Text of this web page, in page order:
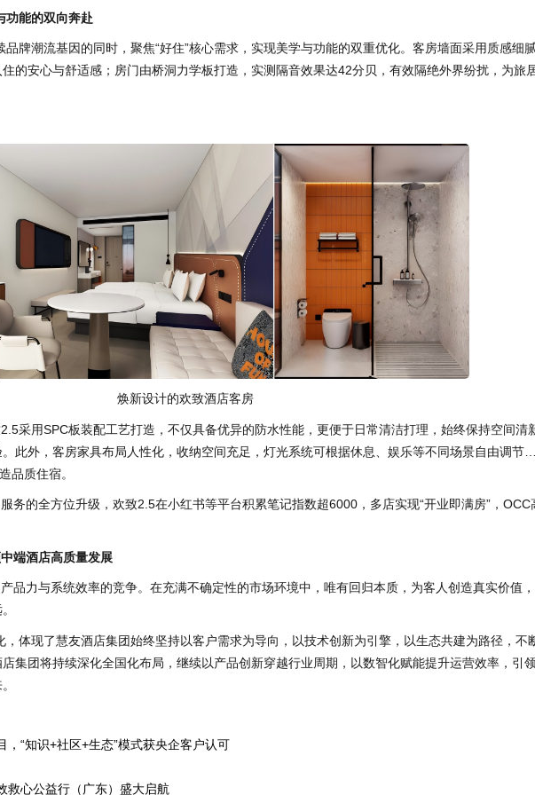
功能的双向奔赴
潮流基因的同时，聚焦“好住”核心需求，实现美学与功能的双重优化。客房墙面采用质感细
的安心与舒适感；房门由桥洞力学板打造，实测隔音效果达42分贝，有效隔绝外界纷扰，为旅
焕新设计的欢致酒店客房
用SPC板装配工艺打造，不仅具备优异的防水性能，更便于日常清洁打理，始终保持空间清
此外，客房家具布局人性化，收纳空间充足，灯光系统可根据休息、娱乐等不同场景自由调
品质住宿。
全方位升级，欢致2.5在小红书等平台积累笔记指数超6000，多店实现“开业即满房”，OCC
端酒店高质量发展
与系统效率的竞争。在充满不确定性的市场环境中，唯有回归本质，为客人创造真实价值
现了慧友酒店集团始终坚持以客户需求为导向，以技术创新为引擎，以生态共建为路径，不
集团将持续深化全国化布局，继续以产品创新穿越行业周期，以数智化赋能提升运营效率，引
“知识+社区+生态”模式获央企客户认可
救心公益行（广东）盛大启航